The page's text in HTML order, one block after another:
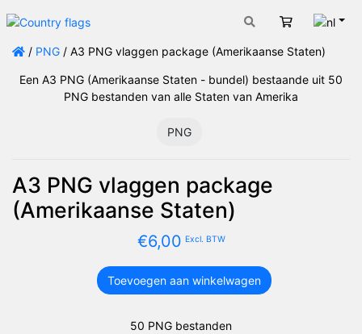
Winkelwagen
/ PNG / A3 PNG vlaggen package (Amerikaanse Staten)
Een A3 PNG (Amerikaanse Staten - bundel) bestaande uit 50
PNG bestanden van alle Staten van Amerika
PNG
A3 PNG vlaggen package
(Amerikaanse Staten)
€6,00 Excl. BTW
A3
vlaggen
Toevoegen aan winkelwagen
50 PNG bestanden